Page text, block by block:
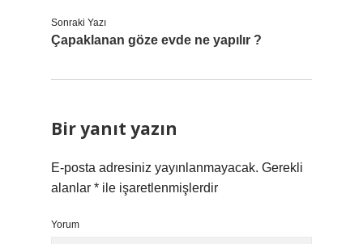
Sonraki Yazı
Çapaklanan göze evde ne yapılır ?
Bir yanıt yazın
E-posta adresiniz yayınlanmayacak. Gerekli
alanlar * ile işaretlenmişlerdir
Yorum